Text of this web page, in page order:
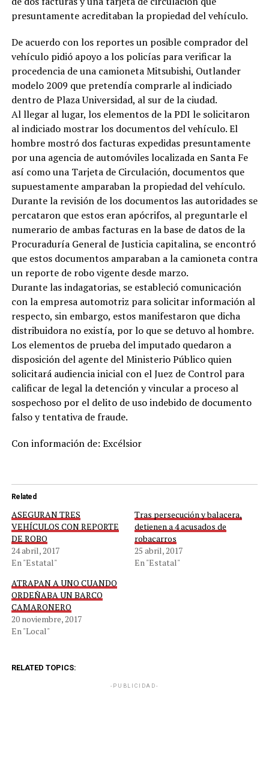
presuntamente acreditaban la propiedad del vehículo.
De acuerdo con los reportes un posible comprador del
vehículo pidió apoyo a los policías para verificar la
procedencia de una camioneta Mitsubishi, Outlander
modelo 2009 que pretendía comprarle al indiciado
dentro de Plaza Universidad, al sur de la ciudad.
Al llegar al lugar, los elementos de la PDI le solicitaron
al indiciado mostrar los documentos del vehículo. El
hombre mostró dos facturas expedidas presuntamente
por una agencia de automóviles localizada en Santa Fe
así como una Tarjeta de Circulación, documentos que
supuestamente amparaban la propiedad del vehículo.
Durante la revisión de los documentos las autoridades se
percataron que estos eran apócrifos, al preguntarle el
numerario de ambas facturas en la base de datos de la
Procuraduría General de Justicia capitalina, se encontró
que estos documentos amparaban a la camioneta contra
un reporte de robo vigente desde marzo.
Durante las indagatorias, se estableció comunicación
con la empresa automotriz para solicitar información al
respecto, sin embargo, estos manifestaron que dicha
distribuidora no existía, por lo que se detuvo al hombre.
Los elementos de prueba del imputado quedaron a
disposición del agente del Ministerio Público quien
solicitará audiencia inicial con el Juez de Control para
calificar de legal la detención y vincular a proceso al
sospechoso por el delito de uso indebido de documento
falso y tentativa de fraude.
Con información de: Excélsior
Related
ASEGURAN TRES
VEHÍCULOS CON REPORTE
DE ROBO
24 abril, 2017
En "Estatal"
Tras persecución y balacera,
detienen a 4 acusados de
robacarros
25 abril, 2017
En "Estatal"
ATRAPAN A UNO CUANDO
ORDEÑABA UN BARCO
CAMARONERO
20 noviembre, 2017
En "Local"
RELATED TOPICS:
-PUBLICIDAD-